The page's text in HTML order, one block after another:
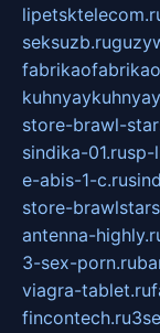
seksuzb.ru
store-brawl-
sindika-01.rusp-
e-abis-1-c.ru
store-
antenna-
3-sex-porn.ru
viagra-tablet.ru
fincontech.ru